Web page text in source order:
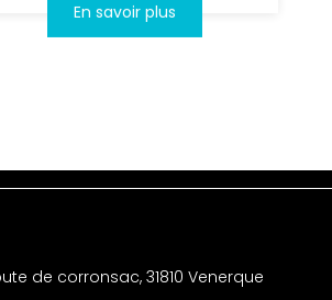
En savoir plus
de corronsac, 31810 Venerque